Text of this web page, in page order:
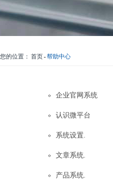
您的位置： 首页-帮助中心
企业官网系统
认识微平台
系统设置.
文章系统.
产品系统.